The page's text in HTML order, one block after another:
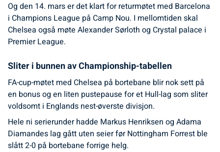
Og den 14. mars er det klart for returmøtet med Barcelona
i Champions League på Camp Nou. I mellomtiden skal
Chelsea også møte Alexander Sørloth og Crystal palace i
Premier League.
Sliter i bunnen av Championship-tabellen
FA-cup-møtet med Chelsea på bortebane blir nok sett på
en bonus og en liten pustepause for et Hull-lag som sliter
voldsomt i Englands nest-øverste divisjon.
Hele ni serierunder hadde Markus Henriksen og Adama
Diamandes lag gått uten seier før Nottingham Forrest ble
slått 2-0 på bortebane forrige helg.